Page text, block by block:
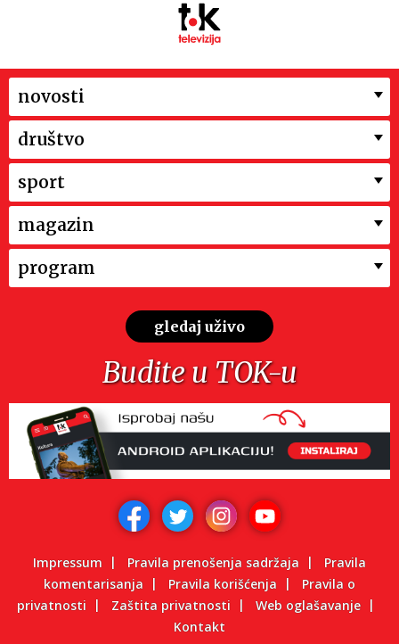
novosti
društvo
sport
magazin
program
gledaj uživo
Budite u TOK-u
Impressum Pravila prenošenja sadržaja
Pravila
komentarisanja
Pravila korišćenja
Pravila o
privatnosti
Zaštita privatnosti
Web oglašavanje
Kontakt